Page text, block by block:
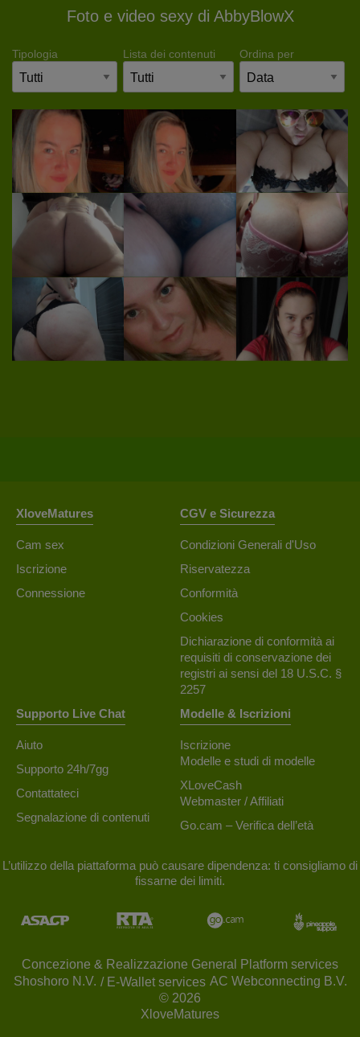
Foto e video sexy di AbbyBlowX
Tipologia Lista dei contenuti Ordina per
XloveMatures
Cam sex
Iscrizione
Connessione
CGV e Sicurezza
Condizioni Generali d'Uso
Riservatezza
Conformità
Cookies
Dichiarazione di conformità ai
requisiti di conservazione dei
registri ai sensi del 18 U.S.C. §
2257
Supporto Live Chat
Aiuto
Supporto 24h/7gg
Contattateci
Segnalazione di contenuti
Modelle & Iscrizioni
Iscrizione
Modelle e studi di modelle
XLoveCash
Webmaster / Affiliati
Go.cam – Verifica dell’età
L’utilizzo della piattaforma può causare dipendenza: ti consigliamo di
fissarne dei limiti.
Concezione & Realizzazione General Platform services
/ E-Wallet services
© 2026
XloveMatures